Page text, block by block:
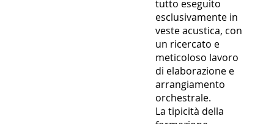
tutto eseguito
esclusivamente in
veste acustica, con
un ricercato e
meticoloso lavoro
di elaborazione e
arrangiamento
orchestrale.
La tipicità della